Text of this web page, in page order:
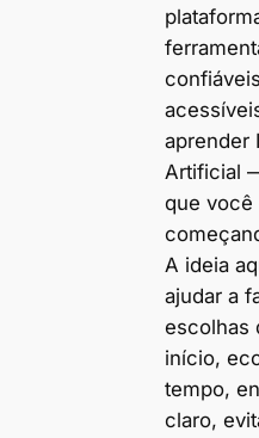
aprender
Artificial
que você
A ideia
ajudar a
escolhas
início,
tempo,
claro,